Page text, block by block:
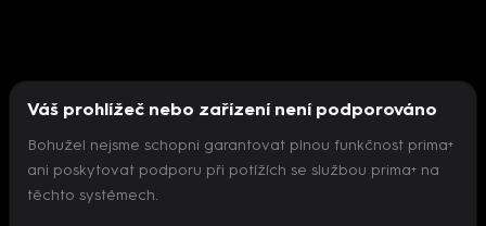
Nepodařilo se inicializovat přehrávač
Váš prohlížeč nebo zařízení není podporováno
Bohužel nejsme schopni garantovat plnou funkčnost prima+
ani poskytovat podporu při potížích se službou prima+ na
těchto systémech.